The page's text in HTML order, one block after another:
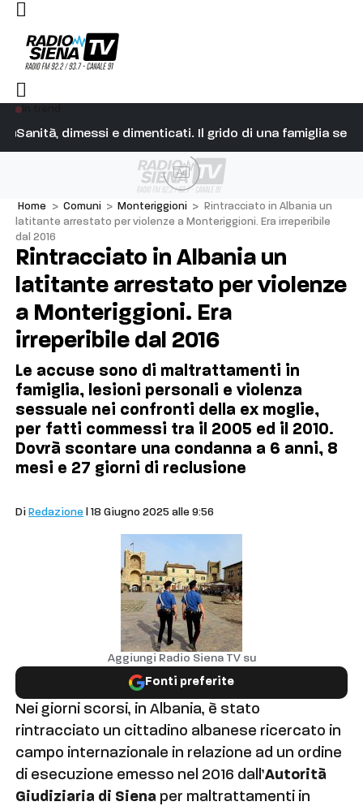
Sanità, dimessi e dimenticati. Il grido di una famiglia
la risposta positiva da parte del MEF
Ad
Home > Comuni > Monteriggioni >
Rintracciato in Albania un
latitante arrestato per violenze a Monteriggioni. Era irreperibile
dal 2016
Rintracciato in Albania un
latitante arrestato per violenze
a Monteriggioni. Era
irreperibile dal 2016
Le accuse sono di maltrattamenti in
famiglia, lesioni personali e violenza
sessuale nei confronti della ex moglie,
per fatti commessi tra il 2005 ed il 2010.
Dovrà scontare una condanna a 6 anni, 8
mesi e 27 giorni di reclusione
Di Redazione | 18 Giugno 2025 alle 9:56
Aggiungi Radio Siena TV su
Fonti preferite
Nei giorni scorsi, in Albania, è stato
rintracciato un cittadino albanese ricercato in
campo internazionale in relazione ad un ordine
di esecuzione emesso nel 2016 dall’Autorità
Giudiziaria di Siena per maltrattamenti in